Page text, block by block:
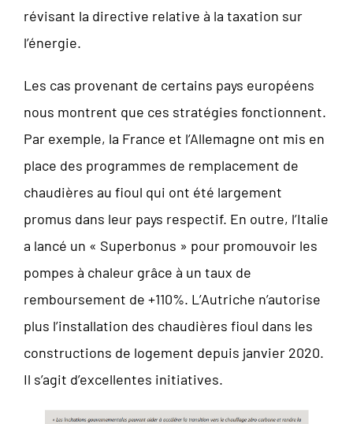
révisant la directive relative à la taxation sur
l’énergie.
Les cas provenant de certains pays européens
nous montrent que ces stratégies fonctionnent.
Par exemple, la France et l’Allemagne ont mis en
place des programmes de remplacement de
chaudières au fioul qui ont été largement
promus dans leur pays respectif. En outre, l’Italie
a lancé un « Superbonus » pour promouvoir les
pompes à chaleur grâce à un taux de
remboursement de +110%. L’Autriche n’autorise
plus l’installation des chaudières fioul dans les
constructions de logement depuis janvier 2020.
Il s’agit d’excellentes initiatives.